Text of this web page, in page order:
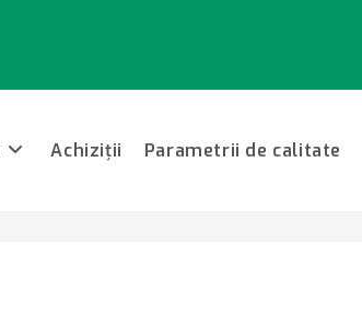
Achiziții Parametrii de calitate